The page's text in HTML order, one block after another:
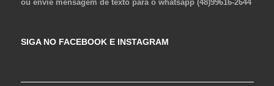
ou envie mensagem de texto para o whatsapp (48)99616-2644
SIGA NO FACEBOOK E INSTAGRAM